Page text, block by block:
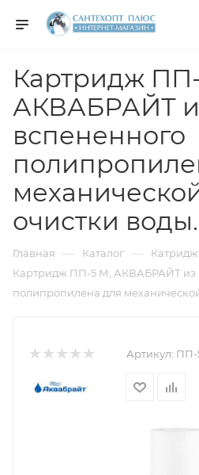
Картридж
АКВАБРАЙТ
вспененного
очистки воды.
Главная — Каталог —
Картридж ПП-5 М, АКВАБРАЙТ из
полипропилена для
Артикул: ПП-